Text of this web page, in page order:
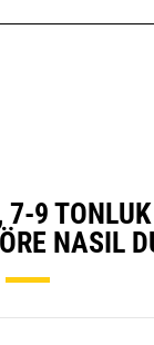
NASIL